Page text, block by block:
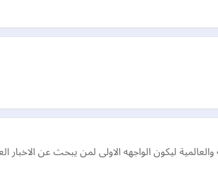
ليكون الواجهه الاولى لمن يبحث عن الاخبار